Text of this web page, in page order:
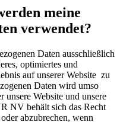
meine
verwendet?
Daten ausschließlich
optimiertes und
auf unserer Website zu
Daten wird umso
unsere Website und unsere
NV behält sich das Recht
abzubrechen, wenn